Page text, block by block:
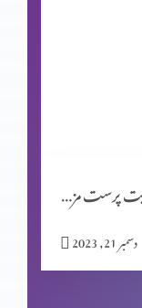
کرسمس اسپیشل: کیا جنم دن ماننے پر بت پرست مزاہب کا اثر ہے؟
دسمبر 21, 2023